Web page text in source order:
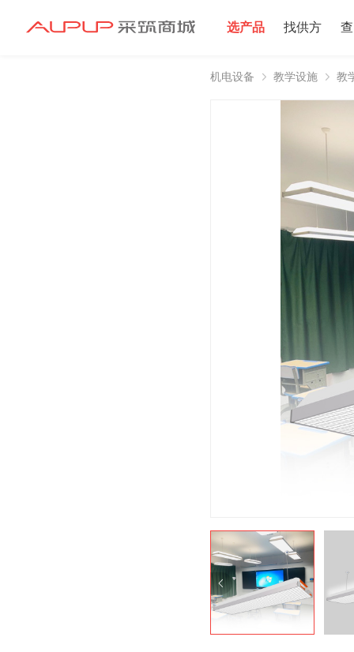
选产品 找供方
机电设备 教学设施 教